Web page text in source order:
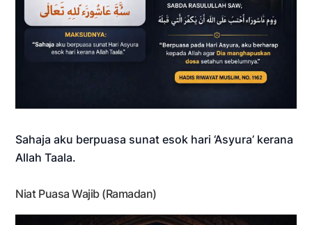
Sahaja aku berpuasa sunat esok hari ‘Asyura’ kerana
Allah Taala.
Niat Puasa Wajib (Ramadan)